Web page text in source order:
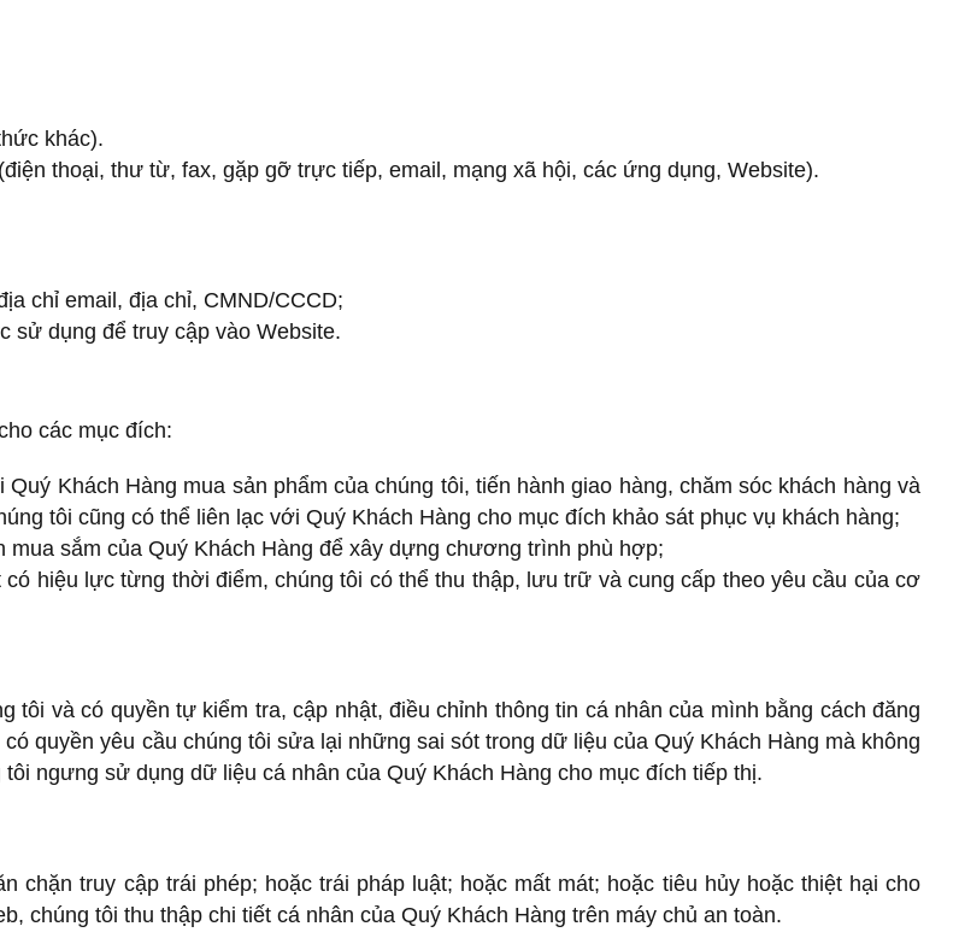
khác).
thoại, thư từ, fax, gặp gỡ trực tiếp, email, mạng xã hội, các ứng dụng, Website).
chỉ email, địa chỉ, CMND/CCCD;
sử dụng để truy cập vào Website.
các mục đích:
Khách Hàng mua sản phẩm của chúng tôi, tiến hành giao hàng, chăm sóc khách hàng và
tôi cũng có thể liên lạc với Quý Khách Hàng cho mục đích khảo sát phục vụ khách hàng;
sắm của Quý Khách Hàng để xây dựng chương trình phù hợp;
hiệu lực từng thời điểm, chúng tôi có thể thu thập, lưu trữ và cung cấp theo yêu cầu của cơ
tôi và có quyền tự kiểm tra, cập nhật, điều chỉnh thông tin cá nhân của mình bằng cách đăng
quyền yêu cầu chúng tôi sửa lại những sai sót trong dữ liệu của Quý Khách Hàng mà không
ngưng sử dụng dữ liệu cá nhân của Quý Khách Hàng cho mục đích tiếp thị.
chặn truy cập trái phép; hoặc trái pháp luật; hoặc mất mát; hoặc tiêu hủy hoặc thiệt hại cho
chúng tôi thu thập chi tiết cá nhân của Quý Khách Hàng trên máy chủ an toàn.